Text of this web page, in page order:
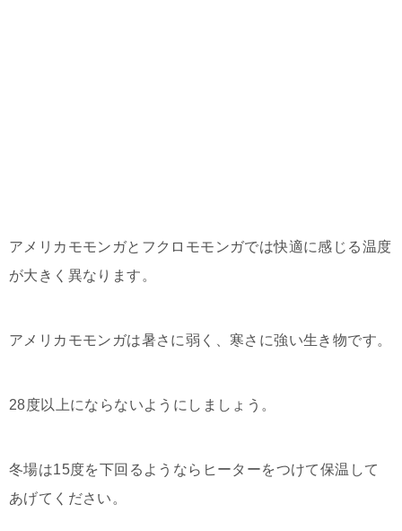
アメリカモモンガとフクロモモンガでは快適に感じる温度
が大きく異なります。
アメリカモモンガは暑さに弱く、寒さに強い生き物です。
28度以上にならないようにしましょう。
冬場は15度を下回るようならヒーターをつけて保温して
あげてください。